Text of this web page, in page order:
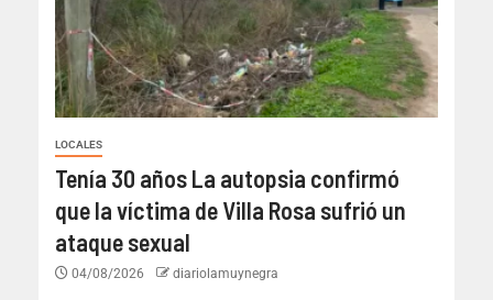
LOCALES
Tenía 30 años La autopsia confirmó
que la víctima de Villa Rosa sufrió un
ataque sexual
04/08/2026 diariolamuynegra